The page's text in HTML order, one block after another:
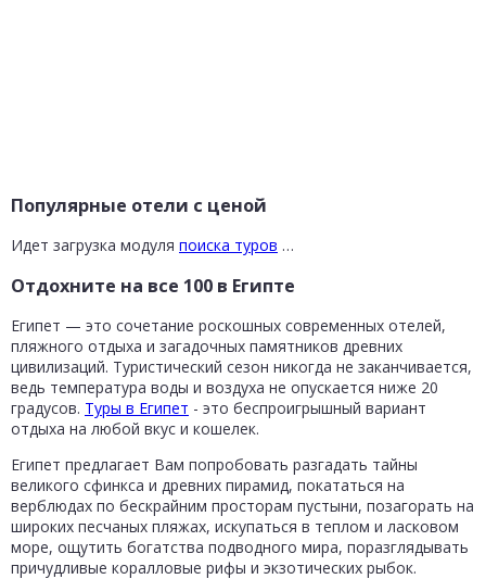
Популярные отели с ценой
Идет загрузка модуля поиска туров …
Отдохните на все 100 в Египте
Египет — это сочетание роскошных современных отелей,
пляжного отдыха и загадочных памятников древних
цивилизаций. Туристический сезон никогда не заканчивается,
ведь температура воды и воздуха не опускается ниже 20
градусов. Туры в Египет - это беспроигрышный вариант
отдыха на любой вкус и кошелек.
Египет предлагает Вам попробовать разгадать тайны
великого сфинкса и древних пирамид, покататься на
верблюдах по бескрайним просторам пустыни, позагорать на
широких песчаных пляжах, искупаться в теплом и ласковом
море, ощутить богатства подводного мира, поразглядывать
причудливые коралловые рифы и экзотических рыбок.